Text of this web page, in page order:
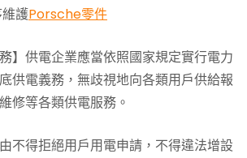
護Porsche零件
】供電企業應當依照國家規定實行電力
供電義務，無歧視地向各類用戶供給報
修等各類供電服務。
不得拒絕用戶用電申請，不得違法增設